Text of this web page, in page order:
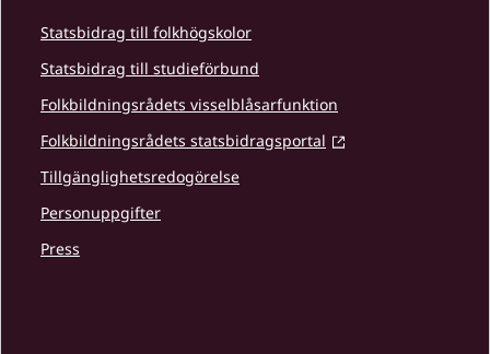
Statsbidrag till folkhögskolor
Statsbidrag till studieförbund
Folkbildningsrådets visselblåsarfunktion
Folkbildningsrådets statsbidragsportal
Tillgänglighetsredogörelse
Personuppgifter
Press